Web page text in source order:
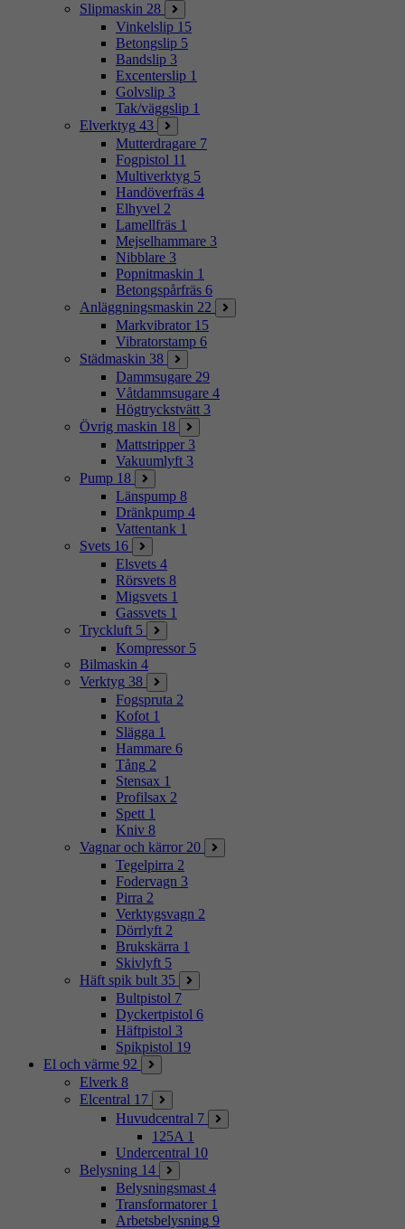
Slipmaskin 28
Vinkelslip 15
Betongslip 5
Bandslip 3
Excenterslip 1
Golvslip 3
Tak/väggslip 1
Elverktyg 43
Mutterdragare 7
Fogpistol 11
Multiverktyg 5
Handöverfräs 4
Elhyvel 2
Lamellfräs 1
Mejselhammare 3
Nibblare 3
Popnitmaskin 1
Betongspårfräs 6
Anläggningsmaskin 22
Markvibrator 15
Vibratorstamp 6
Städmaskin 38
Dammsugare 29
Våtdammsugare 4
Högtryckstvätt 3
Övrig maskin 18
Mattstripper 3
Vakuumlyft 3
Pump 18
Länspump 8
Dränkpump 4
Vattentank 1
Svets 16
Elsvets 4
Rörsvets 8
Migsvets 1
Gassvets 1
Tryckluft 5
Kompressor 5
Bilmaskin 4
Verktyg 38
Fogspruta 2
Kofot 1
Slägga 1
Hammare 6
Tång 2
Stensax 1
Profilsax 2
Spett 1
Kniv 8
Vagnar och kärror 20
Tegelpirra 2
Fodervagn 3
Pirra 2
Verktygsvagn 2
Dörrlyft 2
Brukskärra 1
Skivlyft 5
Häft spik bult 35
Bultpistol 7
Dyckertpistol 6
Häftpistol 3
Spikpistol 19
El och värme 92
Elverk 8
Elcentral 17
Huvudcentral 7
125A 1
Undercentral 10
Belysning 14
Belysningsmast 4
Transformatorer 1
Arbetsbelysning 9